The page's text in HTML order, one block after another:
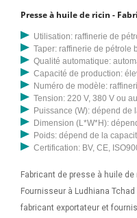
Presse à huile de ricin -
Utilisation: raffinerie de
Taper: raffinerie de pétrole
Qualité automatique:
Capacité de production:
Numéro de modèle:
Tension: 220 V, 380 V ou
Puissance (W): dépend de
Dimension (L*W*H):
Poids: dépend de la
Certification: BV, CE,
Fabricant de presse à huile
Fournisseur à Ludhiana
fabricant exportateur et